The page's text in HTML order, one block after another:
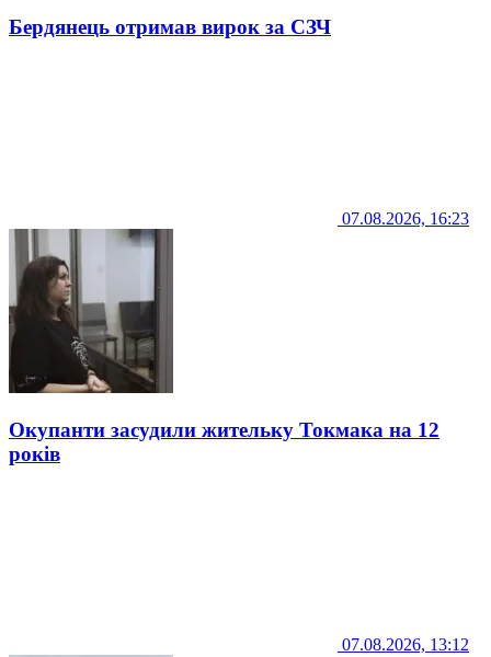
Бердянець отримав вирок за СЗЧ
07.08.2026, 16:23
Окупанти засудили жительку Токмака на 12
років
07.08.2026, 13:12